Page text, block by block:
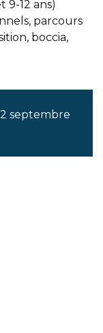
9-12 ans)
parcours
boccia,
septembre